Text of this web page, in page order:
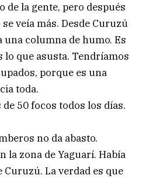
de la gente, pero después
veía más. Desde Curuzú
una columna de humo. Es
lo que asusta. Tendríamos
porque es una
toda.
50 focos todos los días.
no da abasto.
la zona de Yaguarí. Había
Curuzú. La verdad es que